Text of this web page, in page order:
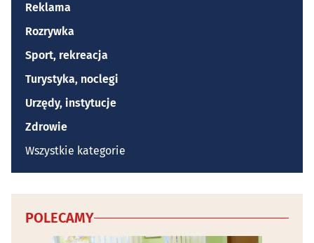
Reklama
Rozrywka
Sport, rekreacja
Turystyka, noclegi
Urzędy, instytucje
Zdrowie
Wszystkie kategorie
POLECAMY